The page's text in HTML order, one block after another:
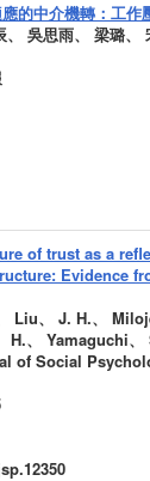
的中介機轉：工作
、 吳思雨、 梁璐、
of trust as a
Evidence
Liu、 J. H.、
H.、 Yamaguchi
of Social